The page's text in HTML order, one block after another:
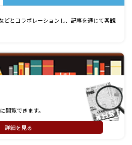
どとコラボレーションし、記事を通じて客観
閲覧できます。
詳細を見る